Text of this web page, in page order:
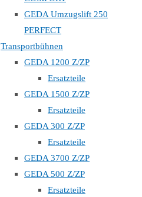
GEDA Umzugslift 250
PERFECT
Transportbühnen
GEDA 1200 Z/ZP
Ersatzteile
GEDA 1500 Z/ZP
Ersatzteile
GEDA 300 Z/ZP
Ersatzteile
GEDA 3700 Z/ZP
GEDA 500 Z/ZP
Ersatzteile